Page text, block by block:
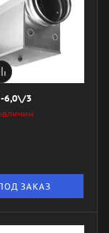
6,0\/3
ЗАКАЗ